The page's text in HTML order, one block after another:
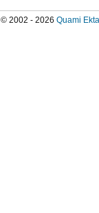
© 2002 - 2026 Quami